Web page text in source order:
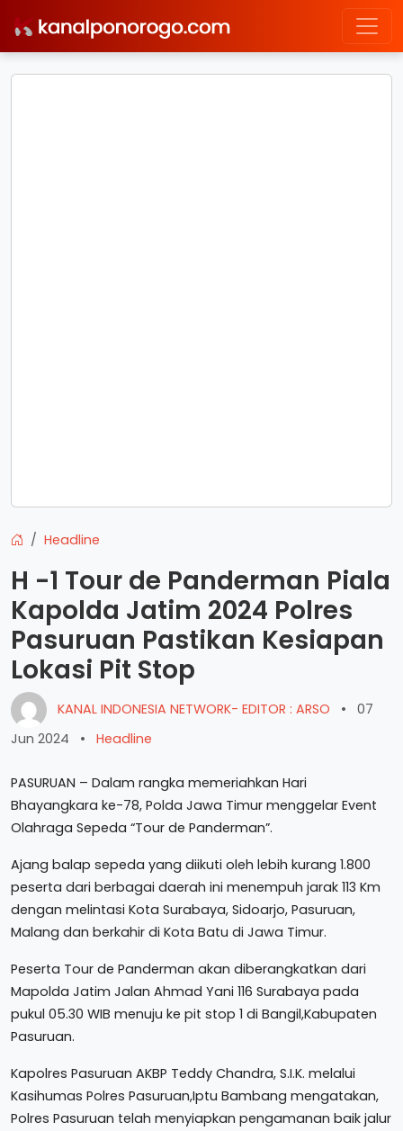
Headline
H -1 Tour de Panderman Piala
Kapolda Jatim 2024 Polres
Pasuruan Pastikan Kesiapan
Lokasi Pit Stop
KANAL INDONESIA NETWORK- EDITOR : ARSO •
07
Jun 2024
• Headline
PASURUAN – Dalam rangka memeriahkan Hari
Bhayangkara ke-78, Polda Jawa Timur menggelar Event
Olahraga Sepeda “Tour de Panderman”.
Ajang balap sepeda yang diikuti oleh lebih kurang 1.800
peserta dari berbagai daerah ini menempuh jarak 113 Km
dengan melintasi Kota Surabaya, Sidoarjo, Pasuruan,
Malang dan berkahir di Kota Batu di Jawa Timur.
Peserta Tour de Panderman akan diberangkatkan dari
Mapolda Jatim Jalan Ahmad Yani 116 Surabaya pada
pukul 05.30 WIB menuju ke pit stop 1 di Bangil,Kabupaten
Pasuruan.
Kapolres Pasuruan AKBP Teddy Chandra, S.I.K. melalui
Kasihumas Polres Pasuruan,Iptu Bambang mengatakan,
Polres Pasuruan telah menyiapkan pengamanan baik jalur